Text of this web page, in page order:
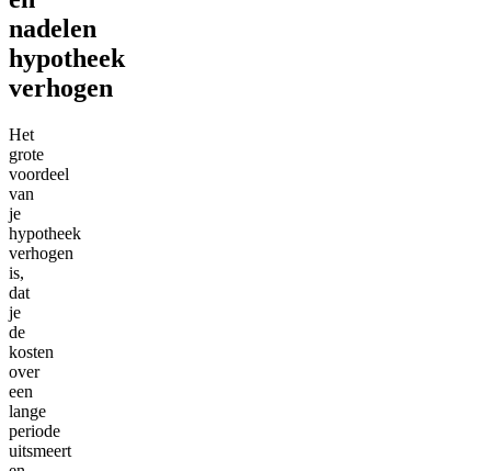
nadelen
hypotheek
verhogen
Het
grote
voordeel
van
je
hypotheek
verhogen
is,
dat
je
de
kosten
over
een
lange
periode
uitsmeert